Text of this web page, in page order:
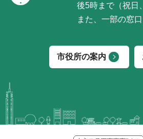
後5時まで（祝日
また、一部の窓口
市役所の案内